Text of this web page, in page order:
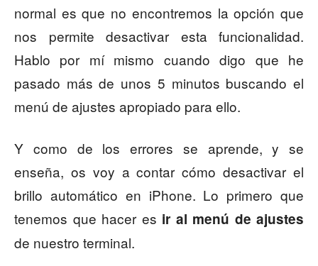
normal es que no encontremos la opción que
nos permite desactivar esta funcionalidad.
Hablo por mí mismo cuando digo que he
pasado más de unos 5 minutos buscando el
menú de ajustes apropiado para ello.
Y como de los errores se aprende, y se
enseña, os voy a contar cómo desactivar el
brillo automático en iPhone. Lo primero que
tenemos que hacer es ir al menú de ajustes
de nuestro terminal.